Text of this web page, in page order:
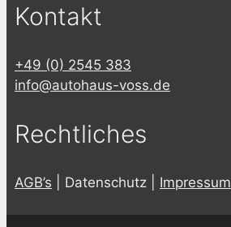
Kontakt
+49 (0) 2545 383
info@autohaus-voss.de
Rechtliches
AGB’s | Datenschutz | Impressum